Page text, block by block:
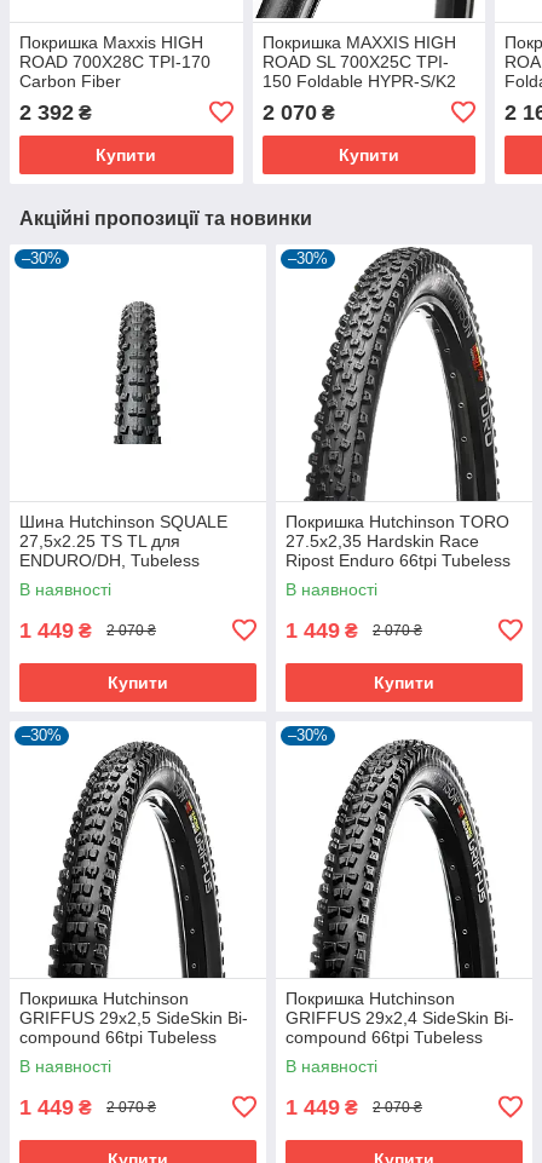
Покришка Maxxis HIGH
ROAD 700X28C TPI-170
Carbon Fiber
2 392 ₴
Купити
Покришка MAXXIS HIGH
ROAD SL 700X25C TPI-
150 Foldable HYPR-S/K2
2 070₴
Купити
2
Акційні пропозиції та новинки
–30%
Шина Hutchinson SQUALE
27,5x2.25 TS TL для
ENDURO/DH, Tubeless
Ready, 2.25 дюйма
В наявності
1 449 ₴ 2 070 ₴
Купити
–30%
Покришка Hutchinson TORO
27.5х2,35 Hardskin Race
Ripost Enduro 66tpi Tubeless
Ready Складна Black
В наявності
1 449 ₴ 2 070 ₴
Купити
–30%
Покришка Hutchinson
GRIFFUS 29х2,5 SideSkin Bi-
compound 66tpi Tubeless
Ready Складна Black
В наявності
1 449 ₴ 2 070 ₴
Купити
–30%
Покришка Hutchinson
GRIFFUS 29х2,4 SideSkin Bi-
compound 66tpi Tubeless
Ready Складана Black
В наявності
1 449 ₴ 2 070 ₴
Купити